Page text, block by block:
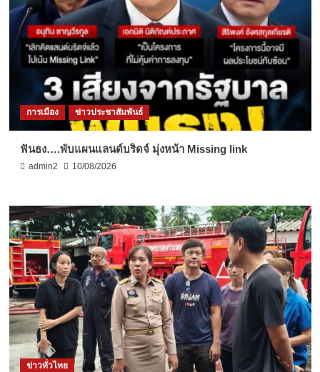
การเมือง ข่าวประชาสัมพันธ์
ฟันธง….พับแผนแลนด์บริดจ์ มุ่งหน้า Missing link
admin2 10/08/2026
ข่าวทั่วไทย